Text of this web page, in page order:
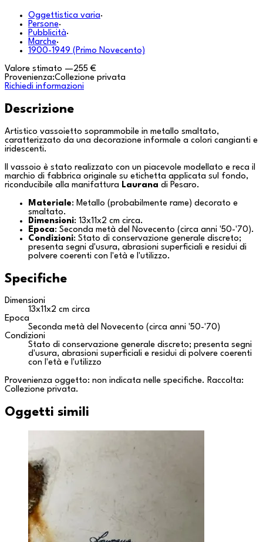
Oggettistica varia·
Persone·
Pubblicità·
Marche·
1900-1949 (Primo Novecento)
Valore stimato —255 €
Provenienza:Collezione privata
Richiedi informazioni
Descrizione
Artistico vassoietto soprammobile in metallo smaltato,
caratterizzato da una decorazione informale a colori cangianti e
iridescenti.
Il vassoio è stato realizzato con un piacevole modellato e reca il
marchio di fabbrica originale su etichetta applicata sul fondo,
riconducibile alla manifattura Laurana di Pesaro.
Materiale: Metallo (probabilmente rame) decorato e
smaltato.
Dimensioni: 13x11x2 cm circa.
Epoca: Seconda metà del Novecento (circa anni '50-'70).
Condizioni: Stato di conservazione generale discreto;
presenta segni d'usura, abrasioni superficiali e residui di
polvere coerenti con l'età e l'utilizzo.
Specifiche
Dimensioni
13x11x2 cm circa
Epoca
Seconda metà del Novecento (circa anni '50-'70)
Condizioni
Stato di conservazione generale discreto; presenta segni
d'usura, abrasioni superficiali e residui di polvere coerenti
con l'età e l'utilizzo
Provenienza oggetto: non indicata nelle specifiche. Raccolta:
Collezione privata.
Oggetti simili